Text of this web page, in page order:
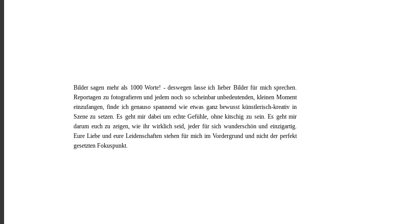
Bilder sagen mehr als 1000 Worte! - deswegen lasse ich lieber Bilder für mich sprechen.
Reportagen zu fotografieren und jedem noch so scheinbar unbedeutenden, kleinen Moment
einzufangen, finde ich genauso spannend wie etwas ganz bewusst künstlerisch-kreativ in
Szene zu setzen. Es geht mir dabei um echte Gefühle, ohne kitschig zu sein. Es geht mir
darum euch zu zeigen, wie ihr wirklich seid, jeder für sich wunderschön und einzigartig.
Eure Liebe und eure Leidenschaften stehen für mich im Vordergrund und nicht der perfekt
gesetzten Fokuspunkt.